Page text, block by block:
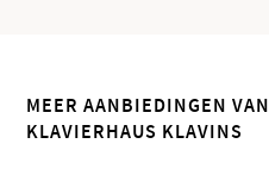
MEER AANBIEDINGEN VAN
KLAVIERHAUS KLAVINS